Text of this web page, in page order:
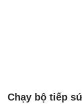
Chạy bộ tiếp